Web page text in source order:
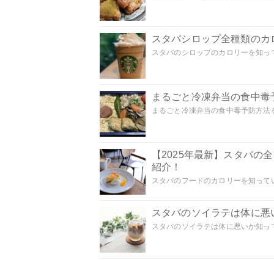
スタバシロップ全種類の
スタバのシロップのカロリーを知
まるごと冷凍弁当の食中
まるごと冷凍弁当の食中毒予防方
【2025年最新】スタバの
紹介！
スタバのフードのカロリーを知っ
スタバのソイラテは体に
スタバのソイラテは体に悪いか知